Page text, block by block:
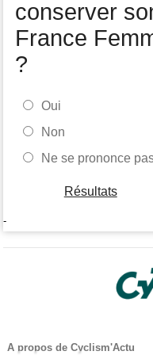
conserver
France
?
Oui
Non
Ne se prononce
Résultats
-
A propos de Cyclism'Actu